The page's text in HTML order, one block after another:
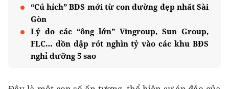
“Cú hích” BĐS mới từ con đường đẹp nhất Sài
Gòn
Lý do các “ông lớn” Vingroup, Sun Group,
FLC… dồn dập rót nghìn tỷ vào các khu BĐS
nghỉ dưỡng 5 sao